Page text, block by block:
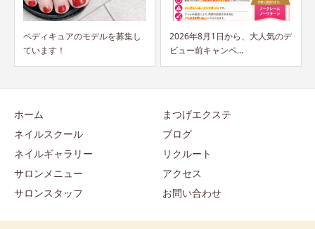
2026年8月1日から、大人気のデ
ビュー前キャンペ...
山梨で受講できる！フットケア
理論検定試験1名追加募...
ホーム
ネイルスクール
ネイルギャラリー
サロンメニュー
サロンスタッフ
まつげエクステ
ブログ
リクルート
アクセス
お問い合わせ